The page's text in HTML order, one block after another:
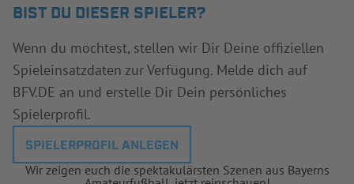
BIST DU DIESER SPIELER?
Wenn du möchtest, stellen wir Dir Deine offiziellen
Spieleinsatzdaten zur Verfügung. Melde dich auf
BFV.DE an und erstelle Dir Dein persönliches
Spielerprofil.
SPIELERPROFIL ANLEGEN
Wir zeigen euch die spektakulärsten Szenen aus Bayerns